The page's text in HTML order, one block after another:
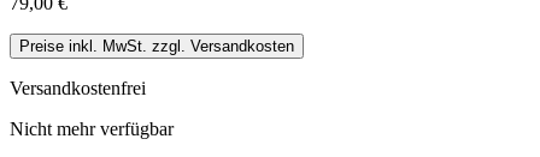
Preise inkl. MwSt. zzgl. Versandkosten
Versandkostenfrei
Nicht mehr verfügbar